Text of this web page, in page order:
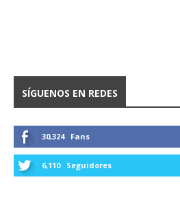
SÍGUENOS EN REDES
30,324 Fans
6,110 Seguidores